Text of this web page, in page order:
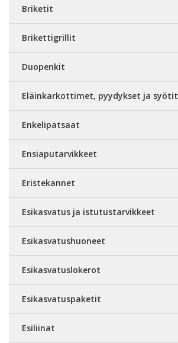
Briketit
Brikettigrillit
Duopenkit
Eläinkarkottimet, pyydykset ja syötit
Enkelipatsaat
Ensiaputarvikkeet
Eristekannet
Esikasvatus ja istutustarvikkeet
Esikasvatushuoneet
Esikasvatuslokerot
Esikasvatuspaketit
Esiliinat